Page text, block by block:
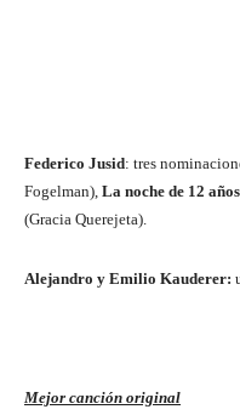
Federico Jusid: tres
Fogelman), La noche de 12 años
(Gracia Querejeta).
Alejandro y Emilio Kauderer:
Mejor canción original